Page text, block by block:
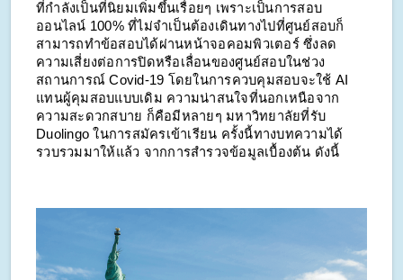
ที่กำลังเป็นที่นิยมเพิ่มขึ้นเรื่อยๆ เพราะเป็นการสอบ
ออนไลน์ 100% ที่ไม่จำเป็นต้องเดินทางไปที่ศูนย์สอบก็
สามารถทำข้อสอบได้ผ่านหน้าจอคอมพิวเตอร์ ซึ่งลด
ความเสี่ยงต่อการปิดหรือเลื่อนของศูนย์สอบในช่วง
สถานการณ์ Covid-19 โดยในการควบคุมสอบจะใช้ AI
แทนผู้คุมสอบแบบเดิม ความน่าสนใจที่นอกเหนือจาก
ความสะดวกสบาย ก็คือมีหลายๆ มหาวิทยาลัยที่รับ
Duolingo ในการสมัครเข้าเรียน ครั้งนี้ทางบทความได้
รวบรวมมาให้แล้ว จากการสำรวจข้อมูลเบื้องต้น ดังนี้